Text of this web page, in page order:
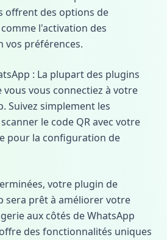
offrent des options de
l'activation des
vos préférences.
: La plupart des plugins
vous connectiez à votre
Suivez simplement les
le code QR avec votre
pour la configuration de
votre plugin de
sera prêt à améliorer votre
aux côtés de WhatsApp
des fonctionnalités uniques